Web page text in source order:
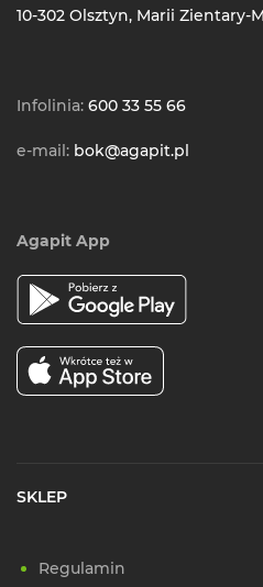
10-302 Olsztyn, Marii Zientary-
Infolinia: 600 33 55 66
e-mail: bok@agapit.pl
Agapit App
SKLEP
Regulamin